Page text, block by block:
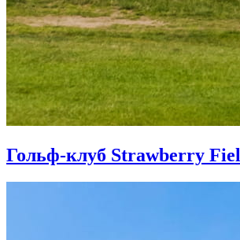
Гольф-клуб Strawberry